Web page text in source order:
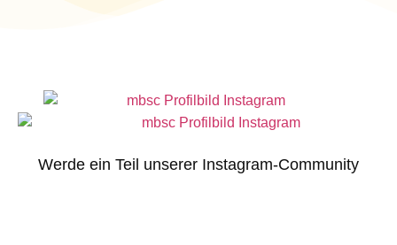
Werde ein Teil unserer Instagram-Community